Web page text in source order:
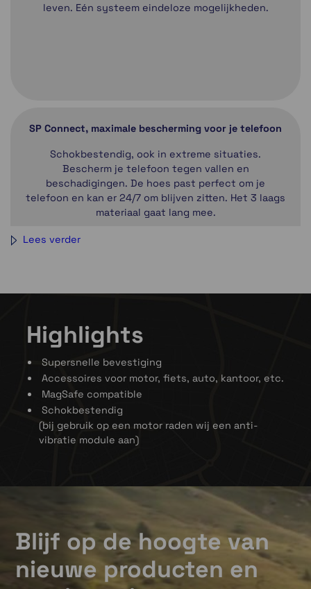
leven. Eén systeem eindeloze mogelijkheden.
SP Connect, maximale bescherming voor je telefoon
Schokbestendig, ook in extreme situaties.
Bescherm je telefoon tegen vallen en
beschadigingen. De hoes past perfect om je
telefoon en kan er 24/7 om blijven zitten. Het 3 laags
materiaal gaat lang mee.
Veilig vergrendeld in slechts 1 seconde!
Met het gepatenteerde Twist-to-lock mechanisme
blijft je telefoon goed op zijn plek zitten. Plaats de
telefoonhoes op de houder, draai deze 90 graden
met de klok mee en klaar om op pad te gaan. SP
Connect heeft een uitgebreid assortiment zodat jij
je telefoon overal kunt bevestigen. De hoesjes met
SPC+ hebben ook nog een magnetische bevestiging.
Geschikt voor MagSafe
Lees verder
Highlights
Supersnelle bevestiging
Accessoires voor motor, fiets, auto, kantoor, etc.
MagSafe compatible
Schokbestendig
(bij gebruik op een motor raden wij een anti-
vibratie module aan)
Blijf op de hoogte van
nieuwe producten en